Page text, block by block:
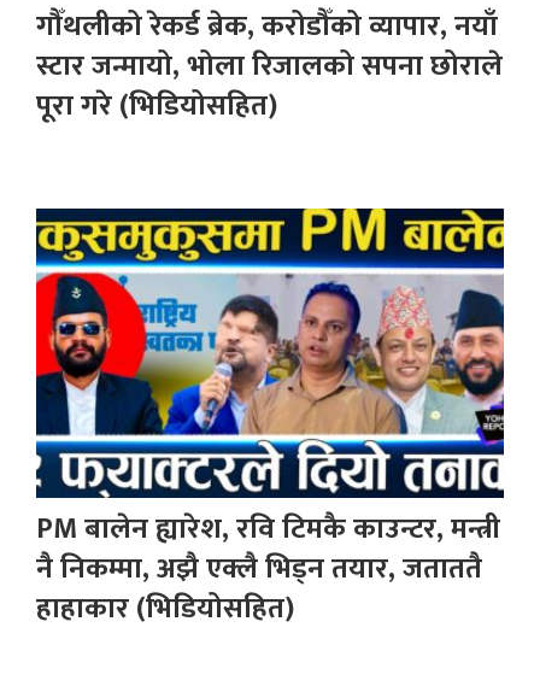
गौँथलीको रेकर्ड ब्रेक, करोडौँको व्यापार, नयाँ
स्टार जन्मायो, भोला रिजालको सपना छोराले
पूरा गरे (भिडियोसहित)
PM बालेन ह्यारेश, रवि टिमकै काउन्टर, मन्त्री
नै निकम्मा, अझै एक्लै भिड्न तयार, जताततै
हाहाकार (भिडियोसहित)